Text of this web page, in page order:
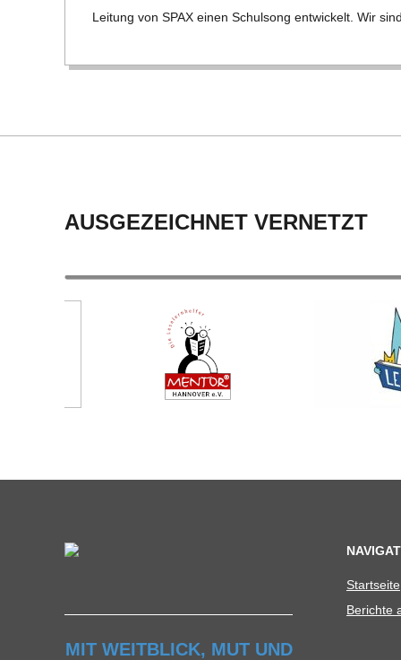
C
H
M
D
T
C
H
L
E
Lei­tung von SPAX einen Schul­song ent­wi­ckelt. Wir
AUSGEZEICHNET VERNETZT
MIT WEITBLICK, MUT UND
Start­seite
Berichte